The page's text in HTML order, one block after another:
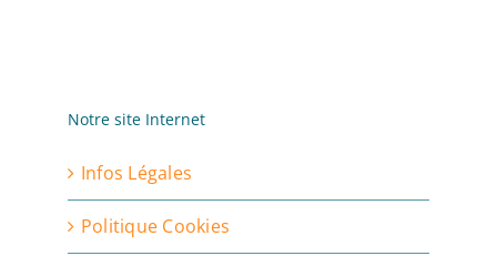
Notre site Internet
Infos Légales
Politique Cookies